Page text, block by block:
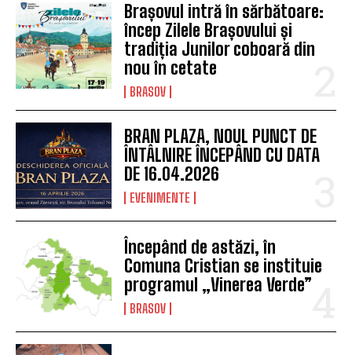
Brașovul intră în sărbătoare:
încep Zilele Brașovului și
tradiția Junilor coboară din
nou în cetate
BRASOV
BRAN PLAZA, NOUL PUNCT DE
ÎNTÂLNIRE ÎNCEPÂND CU DATA
DE 16.04.2026
EVENIMENTE
Începând de astăzi, în
Comuna Cristian se instituie
programul „Vinerea Verde”
BRASOV